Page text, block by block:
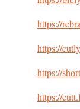
https://
https://
https://
https://